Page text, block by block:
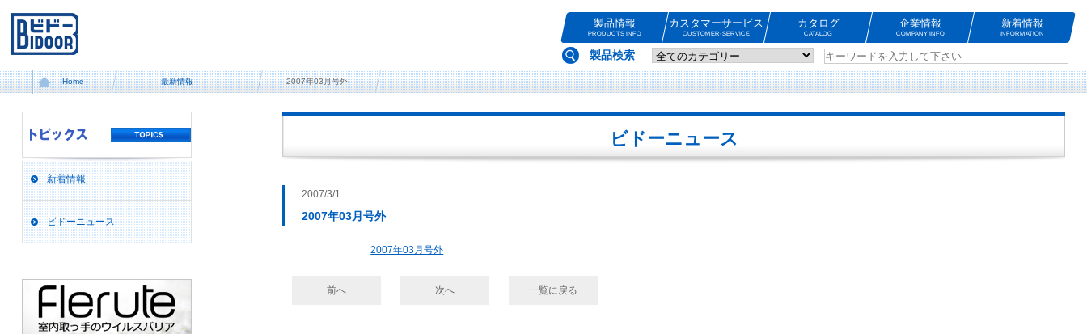
製品情報
PRODUCTS INFO
カスタマーサービス
CUSTOMER-SERVICE
カタログ
CATALOG
企業情報
COMPANY INFO
新着情報
INFORMATION
製品検索
Home 最新情報 2007年03月号外
新着情報
ビドーニュース
ビドーニュース
2007/3/1
2007年03月号外
2007年03月号外
前へ 次へ 一覧に戻る